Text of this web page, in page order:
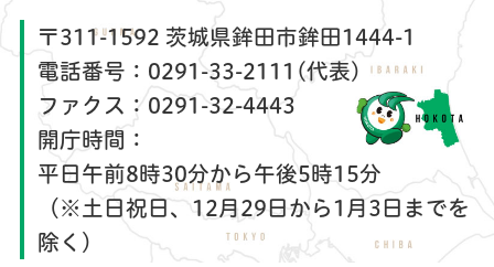
〒311-1592 茨城県鉾田市鉾田1444-1
電話番号： 0291-33-2111(代表)
ファクス： 0291-32-4443
開庁時間：
平日午前8時30分から午後5時15分
（※土日祝日、12月29日から1月3日までを
除く）